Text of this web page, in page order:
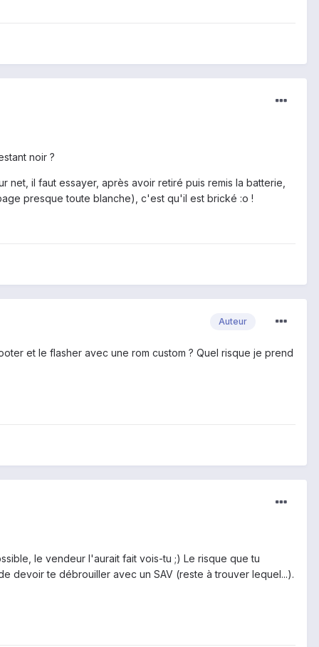
noir ?
il faut essayer, après avoir retiré puis remis la batterie,
presque toute blanche), c'est qu'il est brické :o !
Auteur
et le flasher avec une rom custom ? Quel risque je prend
le vendeur l'aurait fait vois-tu ;) Le risque que tu
devoir te débrouiller avec un SAV (reste à trouver lequel...).